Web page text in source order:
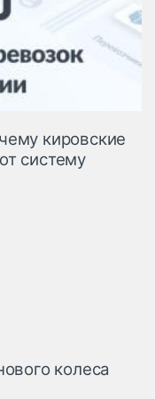
Дзен
кировские
систему
колеса